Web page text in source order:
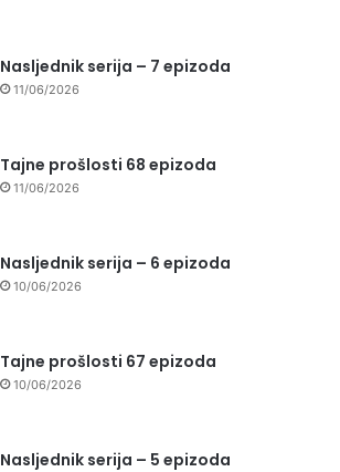
Nasljednik serija – 7 epizoda
11/06/2026
Tajne prošlosti 68 epizoda
11/06/2026
Nasljednik serija – 6 epizoda
10/06/2026
Tajne prošlosti 67 epizoda
10/06/2026
Nasljednik serija – 5 epizoda